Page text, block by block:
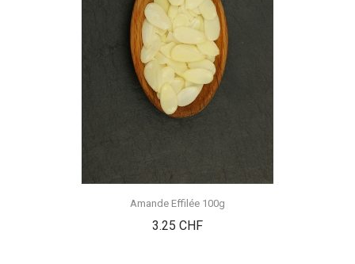
Amande Effilée 100g
3.25 CHFPrix